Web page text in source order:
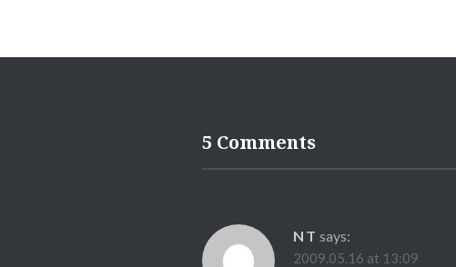
5 Comments
NT says:
2009.05.16 at 13:09